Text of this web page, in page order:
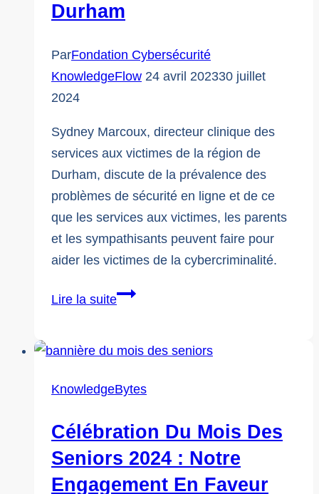
Durham
ParFondation Cybersécurité
KnowledgeFlow 24 avril 202330 juillet
2024
Sydney Marcoux, directeur clinique des
services aux victimes de la région de
Durham, discute de la prévalence des
problèmes de sécurité en ligne et de ce
que les services aux victimes, les parents
et les sympathisants peuvent faire pour
aider les victimes de la cybercriminalité.
Lire la suiteLa
la
et
des
préjudices
en
ligne
KnowledgeBytes
Célébration Du Mois Des
Seniors 2024 : Notre
Engagement En Faveur